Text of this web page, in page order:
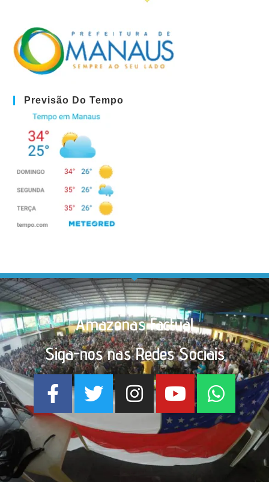
Previsão Do Tempo
Amazonas Factual
Siga-nos nas Redes Sociais